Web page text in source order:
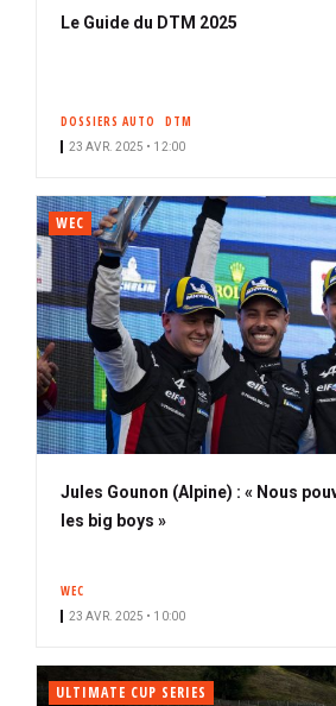
Le Guide du DTM 2025
DOSSIERS AUTO DTM
23 AVR. 2025 • 12:00
WEC
Jules Gounon (Alpine) : « Nous
les big boys »
WEC
23 AVR. 2025 • 10:00
ULTIMATE CUP SERIES